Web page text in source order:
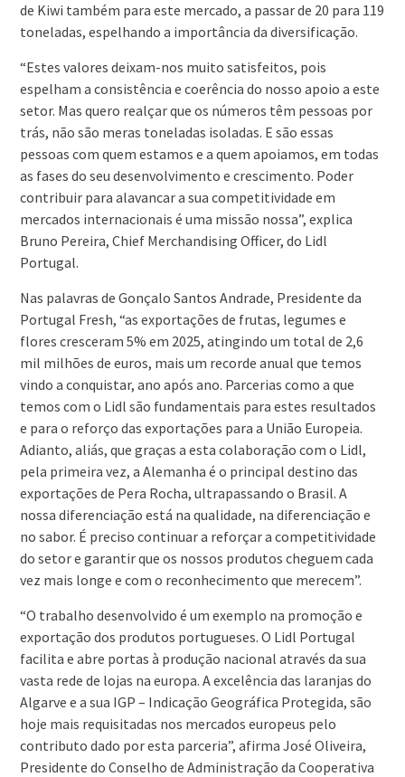
de Kiwi também para este mercado, a passar de 20 para 119
toneladas, espelhando a importância da diversificação.
“Estes valores deixam-nos muito satisfeitos, pois
espelham a consistência e coerência do nosso apoio a este
setor. Mas quero realçar que os números têm pessoas por
trás, não são meras toneladas isoladas. E são essas
pessoas com quem estamos e a quem apoiamos, em todas
as fases do seu desenvolvimento e crescimento. Poder
contribuir para alavancar a sua competitividade em
mercados internacionais é uma missão nossa”, explica
Bruno Pereira, Chief Merchandising Officer, do Lidl
Portugal.
Nas palavras de Gonçalo Santos Andrade, Presidente da
Portugal Fresh, “as exportações de frutas, legumes e
flores cresceram 5% em 2025, atingindo um total de 2,6
mil milhões de euros, mais um recorde anual que temos
vindo a conquistar, ano após ano. Parcerias como a que
temos com o Lidl são fundamentais para estes resultados
e para o reforço das exportações para a União Europeia.
Adianto, aliás, que graças a esta colaboração com o Lidl,
pela primeira vez, a Alemanha é o principal destino das
exportações de Pera Rocha, ultrapassando o Brasil. A
nossa diferenciação está na qualidade, na diferenciação e
no sabor. É preciso continuar a reforçar a competitividade
do setor e garantir que os nossos produtos cheguem cada
vez mais longe e com o reconhecimento que merecem”.
“O trabalho desenvolvido é um exemplo na promoção e
exportação dos produtos portugueses. O Lidl Portugal
facilita e abre portas à produção nacional através da sua
vasta rede de lojas na europa. A excelência das laranjas do
Algarve e a sua IGP – Indicação Geográfica Protegida, são
hoje mais requisitadas nos mercados europeus pelo
contributo dado por esta parceria”, afirma José Oliveira,
Presidente do Conselho de Administração da Cooperativa